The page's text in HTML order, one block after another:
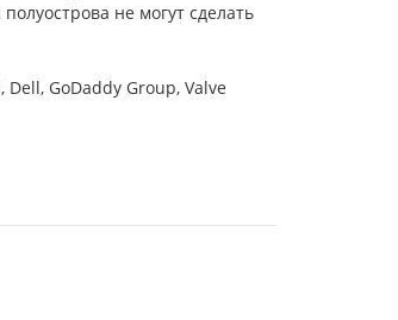
не могут сделать
GoDaddy Group, Valve